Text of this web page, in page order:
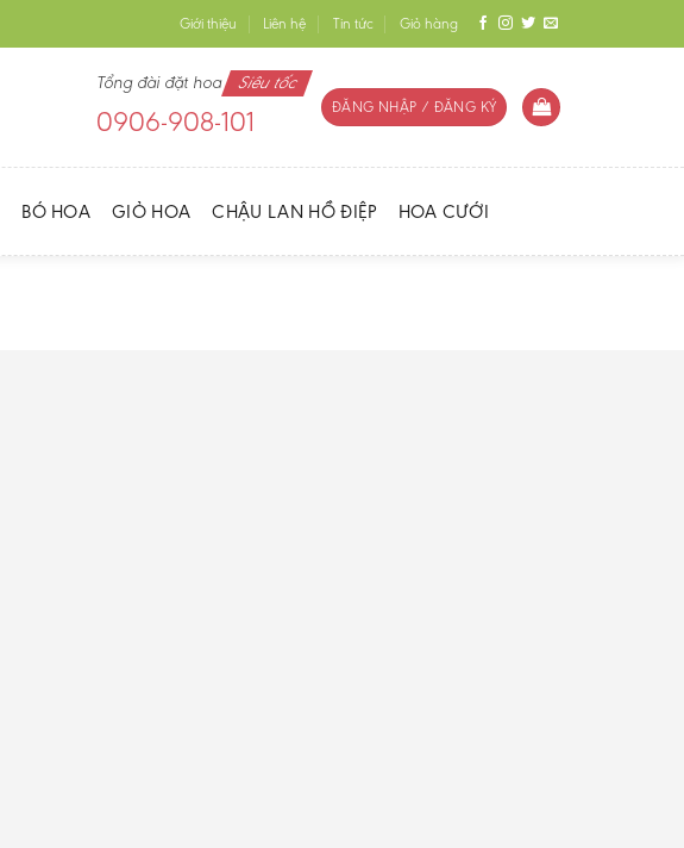
Giới thiệu Liên hệ Tin tức Giỏ hàng
Tổng đài đặt hoa Siêu tốc
0906-908-101 ĐĂNG NHẬP / ĐĂNG KÝ
BÓ HOA GIỎ HOA CHẬU LAN HỒ ĐIỆP HOA CƯỚI